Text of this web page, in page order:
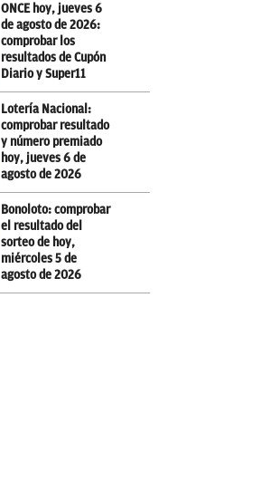
ONCE hoy, jueves 6
de agosto de 2026:
comprobar los
resultados de Cupón
Diario y Super11
Lotería Nacional:
comprobar resultado
y número premiado
hoy, jueves 6 de
agosto de 2026
Bonoloto: comprobar
el resultado del
sorteo de hoy,
miércoles 5 de
agosto de 2026